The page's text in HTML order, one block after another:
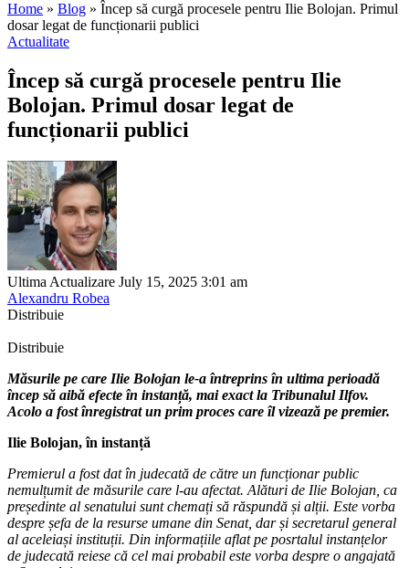
Home » Blog » Încep să curgă procesele pentru Ilie Bolojan. Primul
dosar legat de funcționarii publici
Actualitate
Încep să curgă procesele pentru Ilie
Bolojan. Primul dosar legat de
funcționarii publici
Ultima Actualizare July 15, 2025 3:01 am
Alexandru Robea
Distribuie
Distribuie
Măsurile pe care Ilie Bolojan le-a întreprins în ultima perioadă
încep să aibă efecte în instanță, mai exact la Tribunalul Ilfov.
Acolo a fost înregistrat un prim proces care îl vizează pe premier.
Ilie Bolojan, în instanță
Premierul a fost dat în judecată de către un funcționar public
nemulțumit de măsurile care l-au afectat. Alături de Ilie Bolojan, ca
președinte al senatului sunt chemați să răspundă și alții. Este vorba
despre șefa de la resurse umane din Senat, dar și secretarul general
al aceleiași instituții. Din informațiile aflat pe posrtalul instanțelor
de judecată reiese că cel mai probabil este vorba despre o angajată